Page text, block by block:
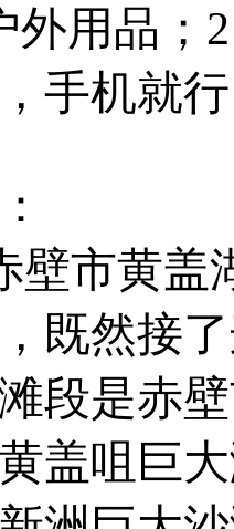
外用品；
手机就
市黄盖
既然接
段是赤
盖咀巨